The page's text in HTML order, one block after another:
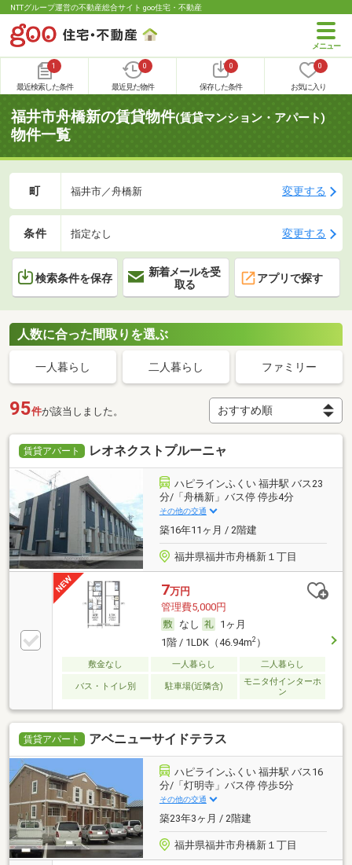
NTTグループ運営の不動産総合サイト goo住宅・不動産
1
最近検索した条件
0
最近見た物件
0
保存した条件
0
お気に入り
福井市舟橋新の賃貸物件(賃貸マンション・アパート)
物件一覧
町 福井市／舟橋新 変更する
条件 指定なし 変更する
検索条件を保存
新着メールを受
取る
アプリで探す
人数に合った間取りを選ぶ
一人暮らし 二人暮らし ファミリー
95件が該当しました。
賃貸アパート レオネクストプルーニャ
ハピラインふくい 福井駅 バス23
分/「舟橋新」バス停 停歩4分
その他の交通
築16年11ヶ月 / 2階建
福井県福井市舟橋新１丁目
7万円
管理費5,000円
なし
1ヶ月
1階 / 1LDK（46.94m2）
敷金なし 一人暮らし 二人暮らし
バス・トイレ別 駐車場(近隣含)
モニタ付インターホ
ン
賃貸アパート アベニューサイドテラス
ハピラインふくい 福井駅 バス16
分/「灯明寺」バス停 停歩5分
その他の交通
築23年3ヶ月 / 2階建
福井県福井市舟橋新１丁目